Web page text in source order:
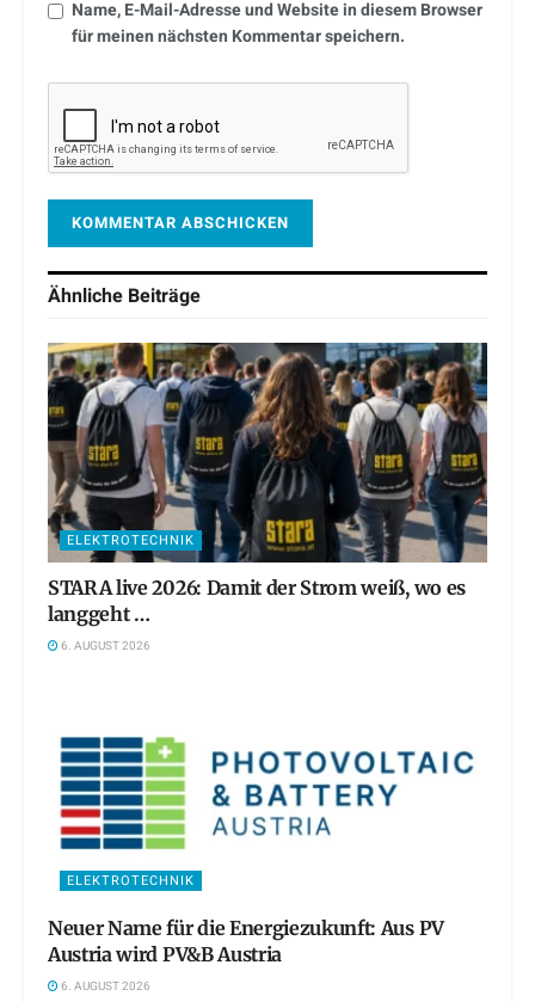
Name, E-Mail-Adresse und Website in diesem Browser
für meinen nächsten Kommentar speichern.
Ähnliche Beiträge
ELEKTROTECHNIK
STARA live 2026: Damit der Strom weiß, wo es
langgeht …
6. AUGUST 2026
ELEKTROTECHNIK
Neuer Name für die Energiezukunft: Aus PV
Austria wird PV&B Austria
6. AUGUST 2026